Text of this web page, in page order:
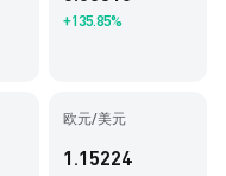
+135.85%
欧元/美元
1.15224